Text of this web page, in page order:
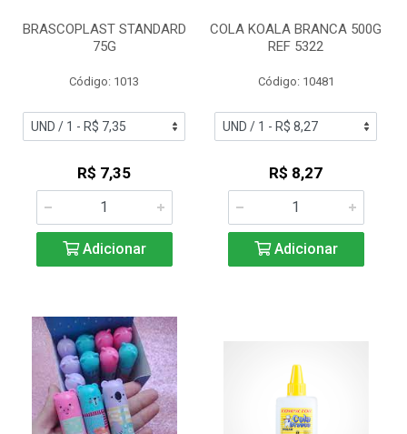
BRASCOPLAST STANDARD
75G
Código: 1013
R$ 7,35
Adicionar
COLA KOALA BRANCA 500G
REF 5322
Código: 10481
R$ 8,27
Adicionar